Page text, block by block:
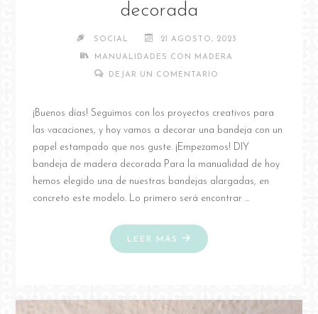
decorada
SOCIAL 21 AGOSTO, 2023
MANUALIDADES CON MADERA
DEJAR UN COMENTARIO
¡Buenos días! Seguimos con los proyectos creativos para
las vacaciones, y hoy vamos a decorar una bandeja con un
papel estampado que nos guste. ¡Empezamos! DIY
bandeja de madera decorada Para la manualidad de hoy
hemos elegido una de nuestras bandejas alargadas, en
concreto este modelo. Lo primero será encontrar …
LEER MÁS
"DIY
BANDEJA
DECORADA"